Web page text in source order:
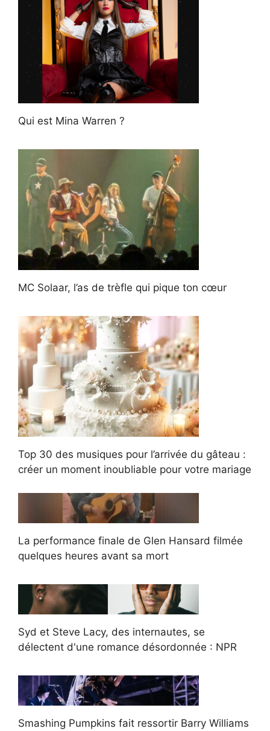
Qui est Mina Warren ?
MC Solaar, l’as de trèfle qui pique ton cœur
Top 30 des musiques pour l’arrivée du gâteau :
créer un moment inoubliable pour votre mariage
La performance finale de Glen Hansard filmée
quelques heures avant sa mort
Syd et Steve Lacy, des internautes, se
délectent d'une romance désordonnée : NPR
Smashing Pumpkins fait ressortir Barry Williams